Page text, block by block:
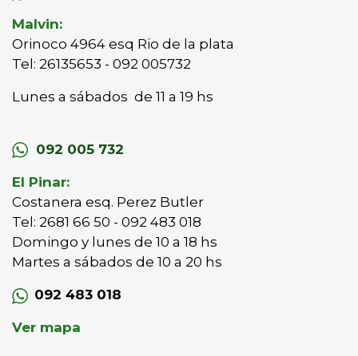
Malvin:
Orinoco 4964 esq Rio de la plata
Tel: 26135653 - 092 005732
Lunes a sábados de 11 a 19 hs
092 005 732
El Pinar:
Costanera esq. Perez Butler
Tel: 2681 66 50 - 092 483 018
Domingo y lunes de 10 a 18 hs
Martes a sábados de 10 a 20 hs
092 483 018
Ver mapa